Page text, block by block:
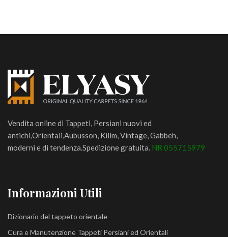
Vendita online di Tappeti, Persiani nuovi ed
antichi,Orientali,Aubusson, Kilim, Vintage, Gabbeh,
moderni e di tendenza.Spedizione gratuita. NR 055715979
Informazioni Utili
Dizionario del tappeto orientale
Cura e Manutenzione Tappeti Persiani ed Orientali